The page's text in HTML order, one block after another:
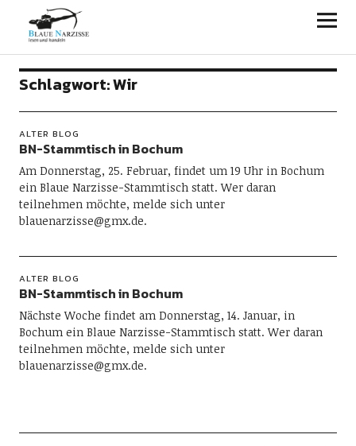
Blaue Narzisse
Schlagwort:Wir
ALTER BLOG
BN-Stammtisch in Bochum
Am Donnerstag, 25. Februar, findet um 19 Uhr in Bochum
ein Blaue Narzisse-Stammtisch statt. Wer daran
teilnehmen möchte, melde sich unter
blauenarzisse@gmx.de.
ALTER BLOG
BN-Stammtisch in Bochum
Nächste Woche findet am Donnerstag, 14. Januar, in
Bochum ein Blaue Narzisse-Stammtisch statt. Wer daran
teilnehmen möchte, melde sich unter
blauenarzisse@gmx.de.